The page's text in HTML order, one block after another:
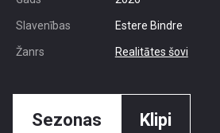
Slavenības Estere Bindre
Žanrs Realitātes šovi
Sezonas Klipi